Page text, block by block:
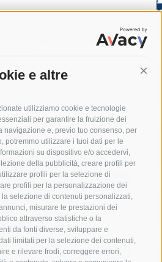
e altre
utilizziamo cookie e tecnologie
per garantire la fruizione dei
navigazione e, previo tuo consenso, per
potremmo utilizzare i tuoi dati per le
su dispositivo e/o accedervi,
della pubblicità, creare profili per
profili per la selezione di
profili per la personalizzazione dei
selezione di contenuti personalizzati,
misurare le prestazioni dei
attraverso statistiche o la
da fonti diverse, sviluppare e
limitati per la selezione dei contenuti,
e rilevare frodi, correggere errori,
odio social contro la giunta.
campanella
arresto
di porto capri
carabinieri
circumvesuviana
contagi
19 eav
elezioni
guardia costiera incidente